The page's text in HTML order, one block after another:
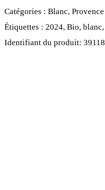
De
Haute
Provence
Catégories : Blanc, Provence
Étiquettes : 2024, Bio, blanc,
Identifiant du produit: 39118